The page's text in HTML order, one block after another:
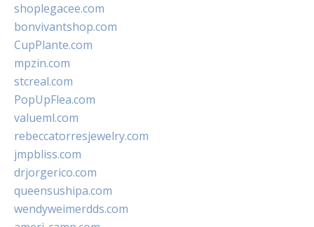
shoplegacee.com
bonvivantshop.com
CupPlante.com
mpzin.com
stcreal.com
PopUpFlea.com
valueml.com
rebeccatorresjewelry.com
jmpbliss.com
drjorgerico.com
queensushipa.com
wendyweimerdds.com